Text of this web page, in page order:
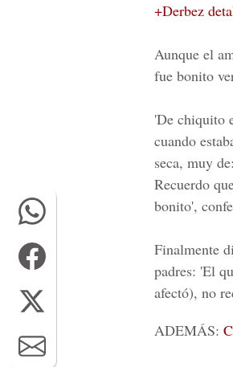
+Derbez
Aunque el
fue bonito
'De chiquito
cuando
seca, muy
Recuerdo
bonito',
Finalmente
padres: 'El
afectó), no
ADEMÁS: